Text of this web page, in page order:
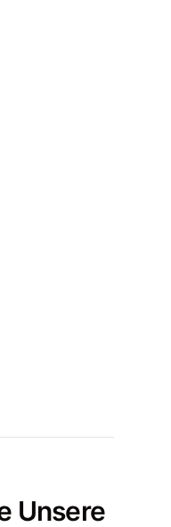
Unsere